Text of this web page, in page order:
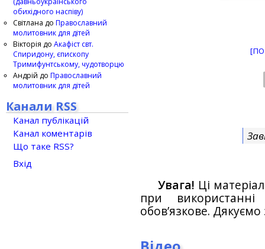
Увага! Ці
при
обов’язкове.
обихідного наспіву)
Світлана до Православний
молитовник для дітей
Вікторія до Акафіст свт.
Спиридону, єпископу
Тримифунтському, чудотворцю
Андрій до Православний
молитовник для дітей
Канали RSS
Канал публікацій
Канал коментарів
Що таке RSS?
Вхід